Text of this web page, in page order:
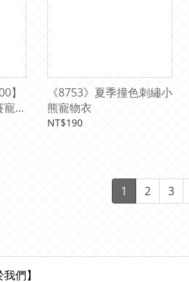
】
寵物
《8753》夏季撞色刺繡小
熊寵物衣
NT$190
1 2 3
我們】